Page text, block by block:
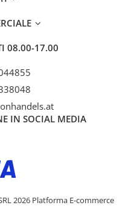
08.00-17.00
IN SOCIAL MEDIA
2026 Platforma E-commerce